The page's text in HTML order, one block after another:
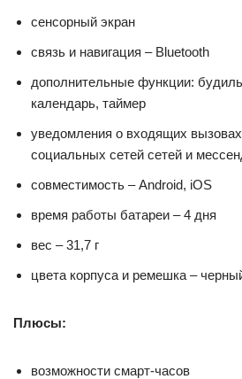
сенсорный экран
связь и навигация – Bluetooth
дополнительные функции:
календарь, таймер
уведомления о входящих
социальных сетей сетей и
совместимость – Android, iOS
время работы батареи – 4 дня
вес – 31,7 г
цвета корпуса и ремешка –
Плюсы:
возможности смарт-часов